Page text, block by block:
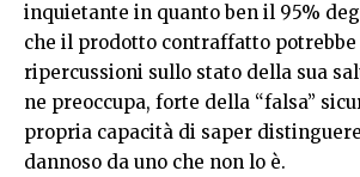
inquietante in quanto ben il 95%
che il prodotto contraffatto potrebbe
ripercussioni sullo stato della sua
ne preoccupa, forte della “falsa”
propria capacità di saper
dannoso da uno che non lo è.